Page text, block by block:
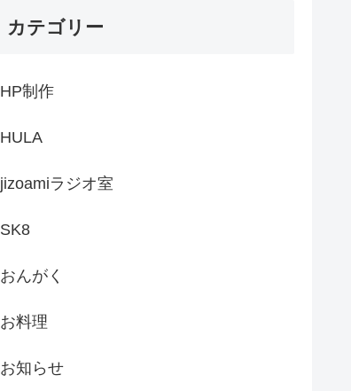
カテゴリー
HP制作
HULA
jizoamiラジオ室
SK8
おんがく
お料理
お知らせ